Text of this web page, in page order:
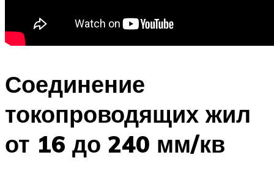
Соединение
токопроводящих жил
от 16 до 240 мм/кв